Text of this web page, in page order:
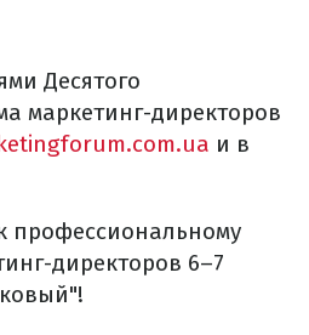
Десятого
маркетинг-директоров
и в
профессиональному
директоров 6–7